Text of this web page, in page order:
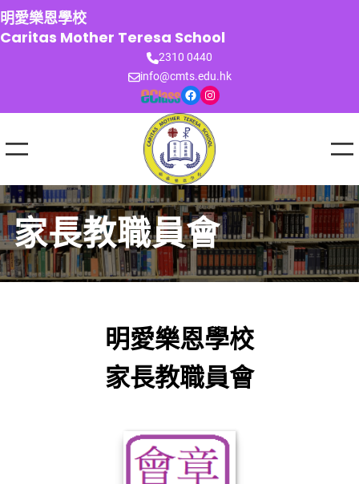
跳
至
主
明愛樂恩學校
Caritas Mother Teresa School
2310 0440
info@cmts.edu.hk
Facebook Instagram
家長教職員會
明愛樂恩學校
家長教職員會